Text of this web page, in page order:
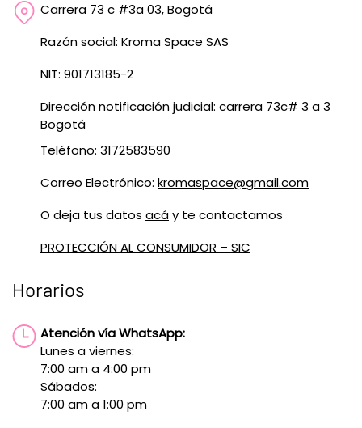
Carrera 73 c #3a 03, Bogotá
Razón social: Kroma Space SAS
NIT: 901713185-2
Dirección notificación judicial: carrera 73c# 3 a 3
Bogotá
Teléfono: 3172583590
Correo Electrónico: kromaspace@gmail.com
O deja tus datos acáy te contactamos
PROTECCIÓN AL CONSUMIDOR – SIC
Horarios
Atención vía WhatsApp:
Lunes a viernes:
7:00 am a 4:00 pm
Sábados:
7:00 am a 1:00 pm